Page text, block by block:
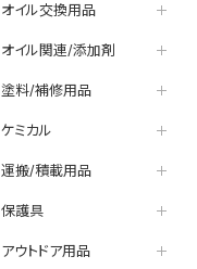
オイル交換用品
オイル関連/添加剤
塗料/補修用品
ケミカル
運搬/積載用品
保護具
アウトドア用品